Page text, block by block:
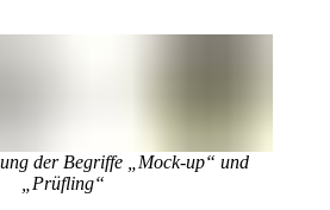
der Begriffe „Mock-up“ und
„Prüfling“